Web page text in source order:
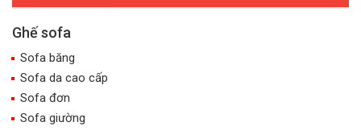
Ghế sofa
Sofa băng
Sofa da cao cấp
Sofa đơn
Sofa giường